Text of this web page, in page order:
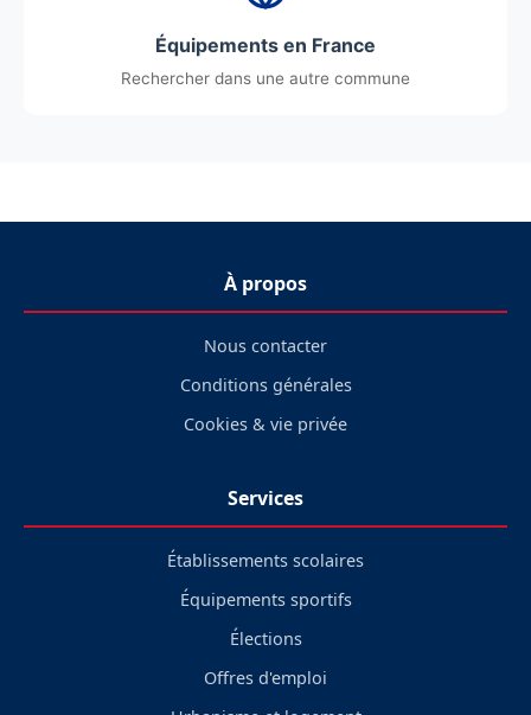
Équipements en France
Rechercher dans une autre commune
À propos
Nous contacter
Conditions générales
Cookies & vie privée
Services
Établissements scolaires
Équipements sportifs
Élections
Offres d'emploi